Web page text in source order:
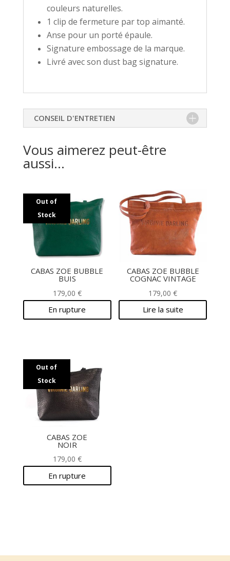
couleurs naturelles.
1 clip de fermeture par top aimanté.
Anse pour un porté épaule.
Signature embossage de la marque.
Livré avec son dust bag signature.
CONSEIL D'ENTRETIEN
Vous aimerez peut-être
aussi…
Out of
Stock
CABAS ZOE BUBBLE
BUIS
179,00 €
En rupture
CABAS ZOE BUBBLE
COGNAC VINTAGE
179,00€
Lire la suite
Out of
Stock
CABAS ZOE
NOIR
179,00 €
En rupture